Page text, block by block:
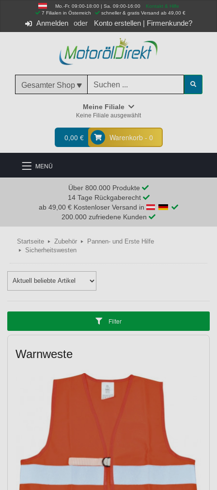
Mo.-Fr. 09:00-18:00 | Sa. 09:00-16:00
Kontakt & Hilfe
7 Filialen in Österreich
schneller & gratis Versand ab 49,00 €
Anmelden Konto erstellen| Firmenkunde?
Gesamter Shop
Meine Filiale
Keine Filiale ausgewählt
0,00 € Warenkorb - 0
MENÜ
Über 800.000 Produkte
14 Tage Rückgaberecht
ab 49,00 € Kostenloser Versand in
200.000 zufriedene Kunden
Startseite Zubehör
Pannen- und Erste Hilfe
Sicherheitswesten
Filter
Warnweste